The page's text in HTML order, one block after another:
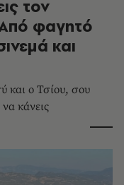
τον
φαγητό
και
και ο Τσίου, σου
κάνεις